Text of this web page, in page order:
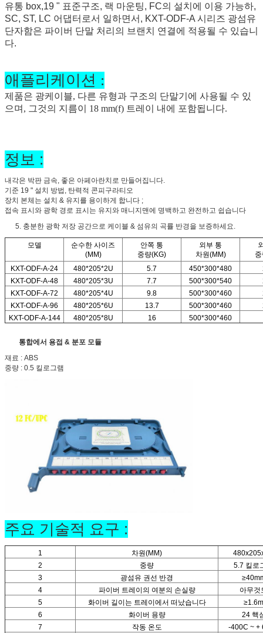
유통 box,19 " 표준구조, 랙 마운팅, FC의 설치에 이용 가능하,
SC, ST, LC 어댑터로서 일하면서, KXT-ODF-A 시리즈 광섬유
단자함은 파이버 단말 처리의 브랜치 연결에 적용될 수 있습니
다.
애플리케이션 :
제품은 광케이블, 다른 유형과 구조의 단말기에 사용될 수 있
으며, 그것의 지름이 18 mm(f) 트레이 내에 포함됩니다.
정보 :
내각은 박판 금속, 좋은 아페아란치로 만들어집니다.
기준 19 " 설치 방법, 탄력적 콘피구라티오
장치 본체는 설치 & 유지를 용이하게 합니다 ;
접속 표시와 광학 경로 표시는 유지와 매니지맨에 명백하고 완전하고 쉽습니다
5. 충분한 광학 저장 공간으로 케이블 & 섬유의 곡률 반경을 보증하세요.
모델
순수한 사이즈
(MM)
안쪽 통
중량(KG)
외부 통
차원(MM)
KXT-ODF-A-24
480*205*2U 5.7 450*300*480
KXT-ODF-A-48
480*205*3U 7.7 500*300*540
KXT-ODF-A-72
480*205*4U 9.8 500*300*460
KXT-ODF-A-96
480*205*6U 13.7 500*300*460
KXT-ODF-A-144
480*205*8U 16 500*300*460
통합에서 용접 & 분포 모듈
재료 : ABS
중량 : 0.5 킬로그램
주요 기술적 요구 :
1 차원(MM)
2
중량
5.7 킬로
3
광섬유 권선 반경
4
파이버 트레이의 여분의 손실량
아무것
5
화이버 길이는 트레이에서 떠났습니다
≥1.6m
6
화이버 용량
24 핵
7
작동 온도 -400C ~ +